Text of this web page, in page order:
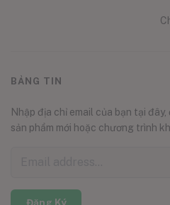
BẢNG TIN
Nhập địa chỉ email của bạn tại
sản phẩm mới hoặc chương trình